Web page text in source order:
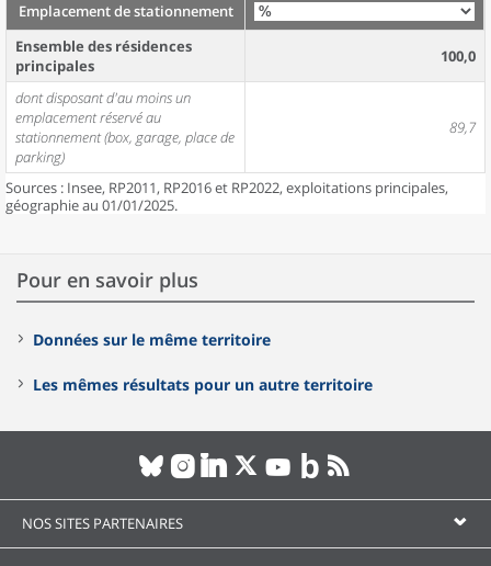
Emplacement de stationnement
Ensemble des résidences
principales
100,0
dont disposant d'au moins un
emplacement réservé au
stationnement (box, garage, place de
parking)
89,7
Sources : Insee, RP2011, RP2016 et RP2022, exploitations principales,
géographie au 01/01/2025.
Pour en savoir plus
Données sur le même territoire
Les mêmes résultats pour un autre territoire
NOS SITES PARTENAIRES